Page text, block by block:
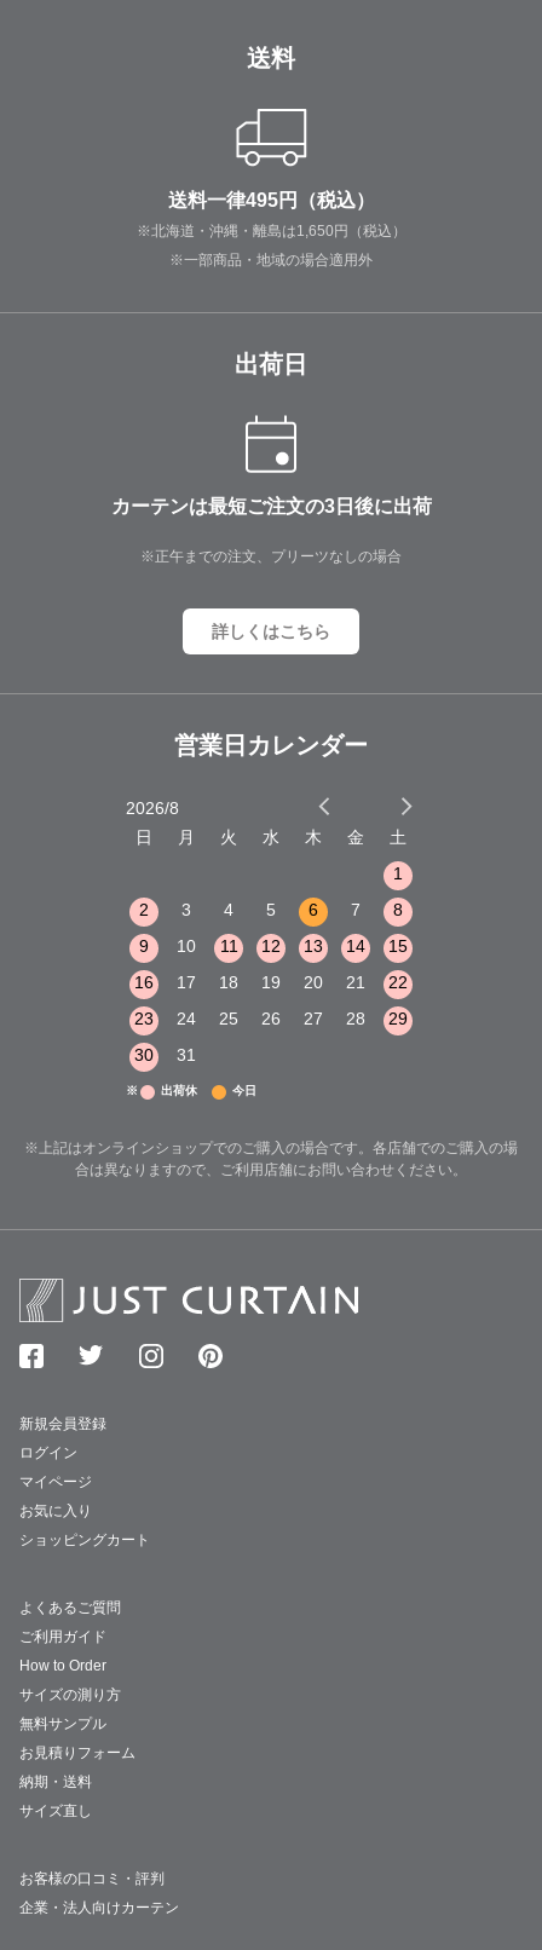
送料
送料一律495円（税込）
※北海道・沖縄・離島は1,650円（税込）
※一部商品・地域の場合適用外
出荷日
カーテンは最短ご注文の3日後に出荷
※正午までの注文、プリーツなしの場合
詳しくはこちら
営業日カレンダー
2026/8
日
月 火 水 木 金
土
1
2
3 4 5 6 7
8
9
10 11 12 13 14
15
16
17 18 19 20 21
22
23
24 25 26 27 28
29
30
31
※ 出荷休 今日
※上記はオンラインショップでのご購入の場合です。各店舗でのご購入の場
合は異なりますので、ご利用店舗にお問い合わせください。
新規会員登録
ログイン
マイページ
お気に入り
ショッピングカート
よくあるご質問
ご利用ガイド
How to Order
サイズの測り方
無料サンプル
お見積りフォーム
納期・送料
サイズ直し
お客様の口コミ・評判
企業・法人向けカーテン